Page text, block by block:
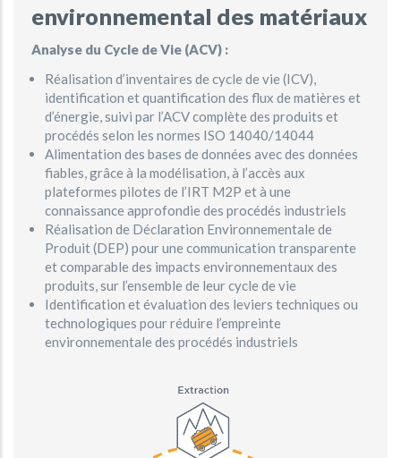
environnemental des matériaux
Analyse du Cycle de Vie (ACV) :
Réalisation d’inventaires de cycle de vie (ICV),
identification et quantification des flux de matières et
d’énergie, suivi par l’ACV complète des produits et
procédés selon les normes ISO 14040/14044
Alimentation des bases de données avec des données
fiables, grâce à la modélisation, à l’accès aux
plateformes pilotes de l’IRT M2P et à une
connaissance approfondie des procédés industriels
Réalisation de Déclaration Environnementale de
Produit (DEP) pour une communication transparente
et comparable des impacts environnementaux des
produits, sur l’ensemble de leur cycle de vie
Identification et évaluation des leviers techniques ou
technologiques pour réduire l’empreinte
environnementale des procédés industriels